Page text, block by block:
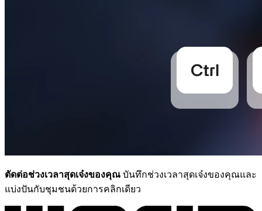
ตัดต่อช่วงเวลาสุดเจ๋งของคุณ บันทึกช่วงเวลาสุดเจ๋งของคุณและ
แบ่งปันกับชุมชนด้วยการคลิกเดียว